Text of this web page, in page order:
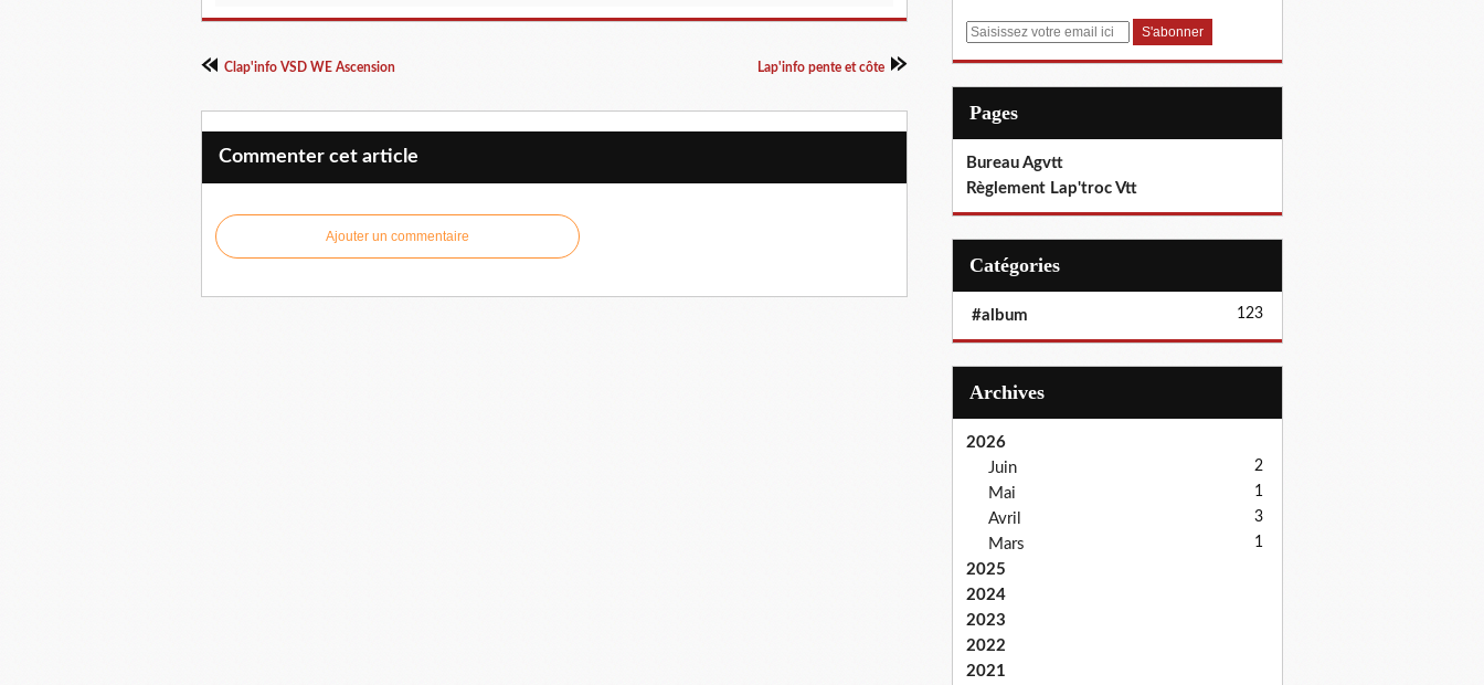
Clap'info VSD WE Ascension Lap'info pente et côte
Commenter cet article
Ajouter un commentaire
E
Pages
Bureau Agvtt
Règlement Lap'troc Vtt
Catégories
#album 123
Archives
2026
Juin
2
Mai 1
Avril 3
Mars 1
2025
2024
2023
2022
2021